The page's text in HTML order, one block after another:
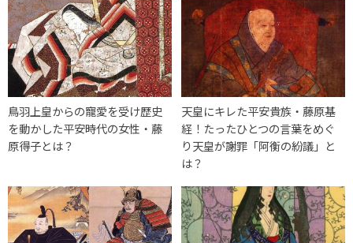
鳥羽上皇からの寵愛を受け歴史
を動かした平安時代の女性・藤
原得子とは？
天皇にキレた平安貴族・藤原基
経！たったひとつの言葉をめぐ
り天皇が謝罪「阿衡の紛議」と
は？